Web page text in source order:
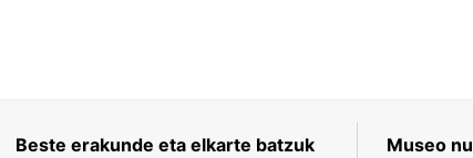
Beste erakunde eta elkarte batzuk Museo